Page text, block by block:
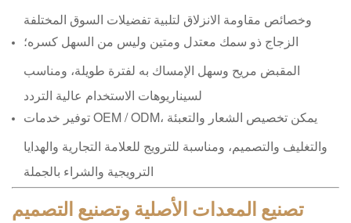
وخصائص مقاومة الانزلاق لتلبية تفضيلات السوق المختلفة
الزجاج ذو سمك معتدل ومتين وليس من السهل كسره؛
المقبض مريح وسهل الإمساك به لفترة طويلة، ومناسب
لسيناريوهات الاستخدام عالية التردد
توفير خدمات OEM / ODM، يمكن تخصيص الشعار والتعبئة
والتغليف والتصميم، ومناسبة للترويج للعلامة التجارية والهدايا
الترويجية والشراء بالجملة
تصنيع المعدات الأصلية وتصنيع التصميم